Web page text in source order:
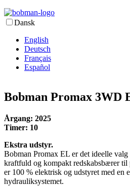
Dansk
English
Deutsch
Français
Español
Bobman Promax 3WD
Årgang: 2025
Timer: 10
Ekstra udstyr.
Bobman Promax EL er det ideelle
kraftfuld og kompakt redskabsbærer til
er 100 % elektrisk og udstyret med en
hydrauliksystemet.